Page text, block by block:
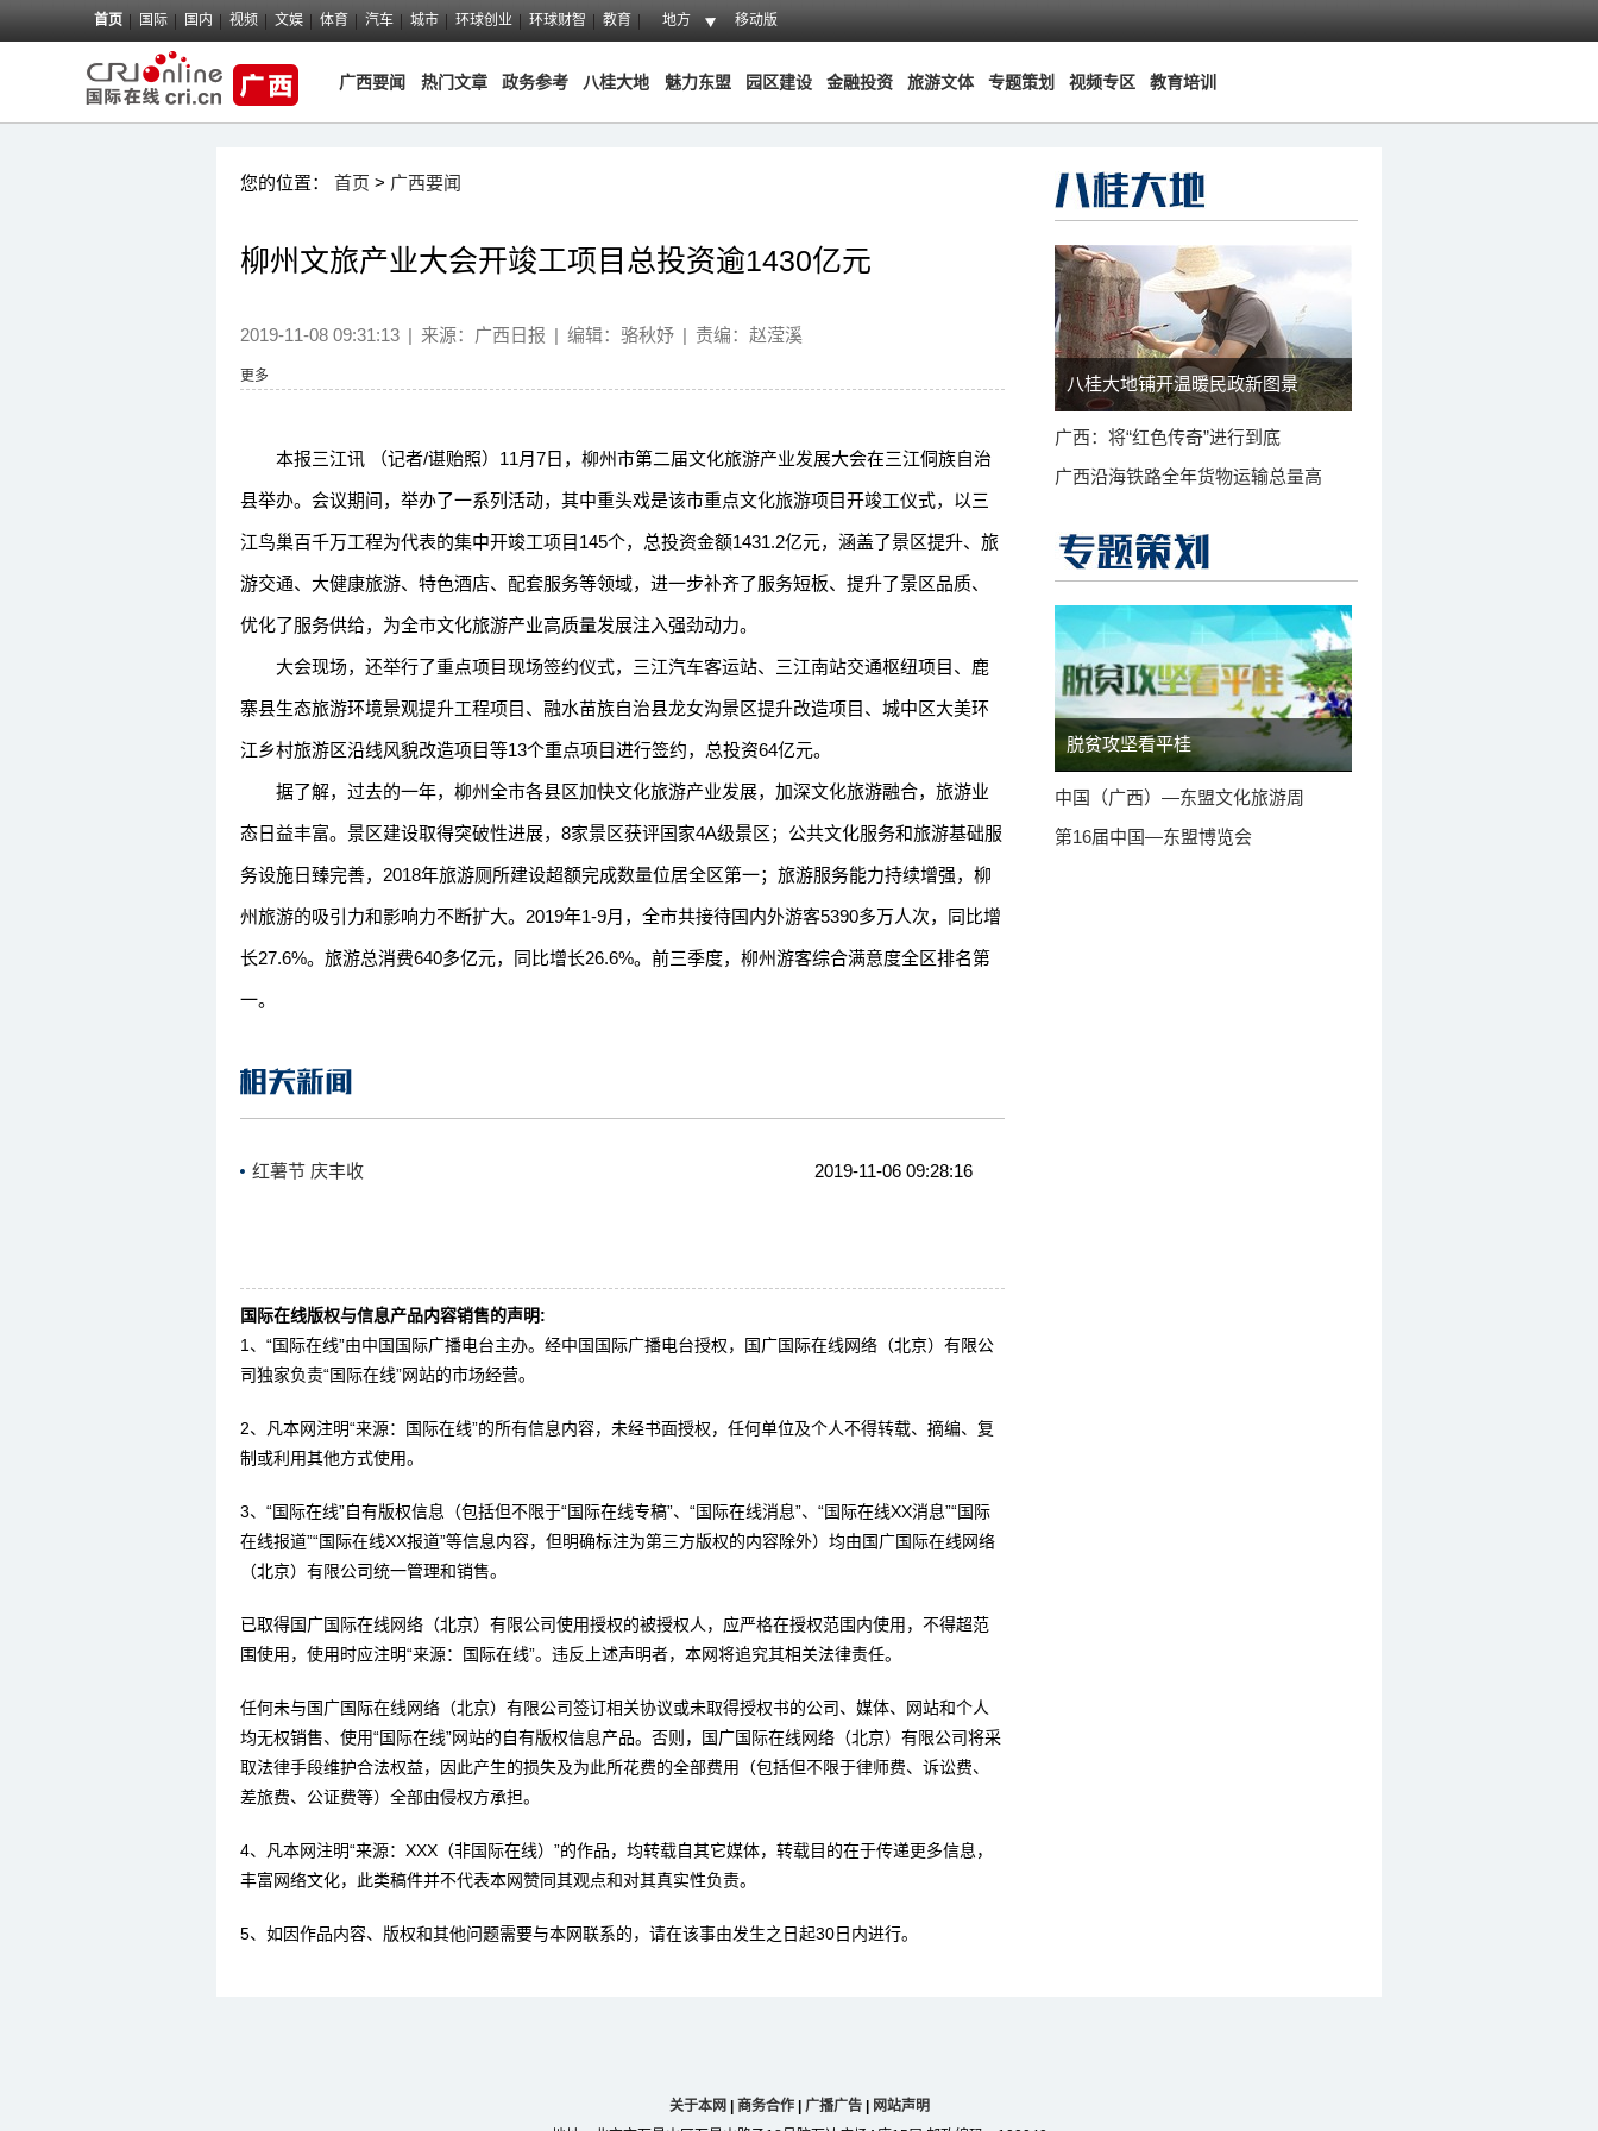
首页 国际 国内 视频 文娱 体育 汽车 城市 环球创业 环球财智 教育 地方 移动版
广西要闻 热门文章 政务参考 八桂大地 魅力东盟 园区建设 金融投资 旅游文体 专题策划 视频专区 教育培训
您的位置： 首页 > 广西要闻
柳州文旅产业大会开竣工项目总投资逾1430亿元
2019-11-08 09:31:13 | 来源： 广西日报 | 编辑：骆秋妤 | 责编：赵滢溪
更多
本报三江讯 （记者/谌贻照）11月7日，柳州市第二届文化旅游产业发展大会在三江侗族自治
县举办。会议期间，举办了一系列活动，其中重头戏是该市重点文化旅游项目开竣工仪式，以三
江鸟巢百千万工程为代表的集中开竣工项目145个，总投资金额1431.2亿元，涵盖了景区提升、旅
游交通、大健康旅游、特色酒店、配套服务等领域，进一步补齐了服务短板、提升了景区品质、
优化了服务供给，为全市文化旅游产业高质量发展注入强劲动力。
大会现场，还举行了重点项目现场签约仪式，三江汽车客运站、三江南站交通枢纽项目、鹿
寨县生态旅游环境景观提升工程项目、融水苗族自治县龙女沟景区提升改造项目、城中区大美环
江乡村旅游区沿线风貌改造项目等13个重点项目进行签约，总投资64亿元。
据了解，过去的一年，柳州全市各县区加快文化旅游产业发展，加深文化旅游融合，旅游业
态日益丰富。景区建设取得突破性进展，8家景区获评国家4A级景区；公共文化服务和旅游基础服
务设施日臻完善，2018年旅游厕所建设超额完成数量位居全区第一；旅游服务能力持续增强，柳
州旅游的吸引力和影响力不断扩大。2019年1-9月，全市共接待国内外游客5390多万人次，同比增
长27.6%。旅游总消费640多亿元，同比增长26.6%。前三季度，柳州游客综合满意度全区排名第
一。
2019-11-06 09:28:16
红薯节 庆丰收
国际在线版权与信息产品内容销售的声明:
1、“国际在线”由中国国际广播电台主办。经中国国际广播电台授权，国广国际在线网络（北京）有限公
司独家负责“国际在线”网站的市场经营。
2、凡本网注明“来源：国际在线”的所有信息内容，未经书面授权，任何单位及个人不得转载、摘编、复
制或利用其他方式使用。
3、“国际在线”自有版权信息（包括但不限于“国际在线专稿”、“国际在线消息”、“国际在线XX消息”“国际
在线报道”“国际在线XX报道”等信息内容，但明确标注为第三方版权的内容除外）均由国广国际在线网络
（北京）有限公司统一管理和销售。
已取得国广国际在线网络（北京）有限公司使用授权的被授权人，应严格在授权范围内使用，不得超范
围使用，使用时应注明“来源：国际在线”。违反上述声明者，本网将追究其相关法律责任。
任何未与国广国际在线网络（北京）有限公司签订相关协议或未取得授权书的公司、媒体、网站和个人
均无权销售、使用“国际在线”网站的自有版权信息产品。否则，国广国际在线网络（北京）有限公司将采
取法律手段维护合法权益，因此产生的损失及为此所花费的全部费用（包括但不限于律师费、诉讼费、
差旅费、公证费等）全部由侵权方承担。
4、凡本网注明“来源：XXX（非国际在线）”的作品，均转载自其它媒体，转载目的在于传递更多信息，
丰富网络文化，此类稿件并不代表本网赞同其观点和对其真实性负责。
5、如因作品内容、版权和其他问题需要与本网联系的，请在该事由发生之日起30日内进行。
八桂大地铺开温暖民政新图景
广西：将“红色传奇”进行到底
广西沿海铁路全年货物运输总量高
脱贫攻坚看平桂
中国（广西）—东盟文化旅游周
第16届中国—东盟博览会
关于本网 商务合作| 广播广告|
网站声明